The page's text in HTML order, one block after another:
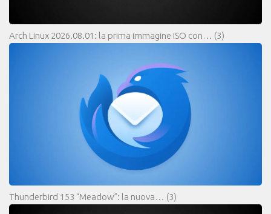
Arch Linux 2026.08.01: la prima immagine ISO con… (3)
Thunderbird 153 “Meadow”: la nuova… (3)